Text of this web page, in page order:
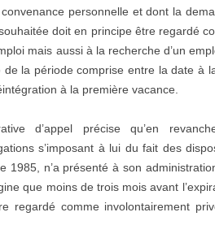
personnelle et dont la
doit en principe être regardé
mais aussi à la recherche d’un
la période comprise entre la date à
à la première vacance.
d’appel précise qu’en
s’imposant à lui du fait des
1985, n’a présenté à son
que moins de trois mois avant
regardé comme involontairement